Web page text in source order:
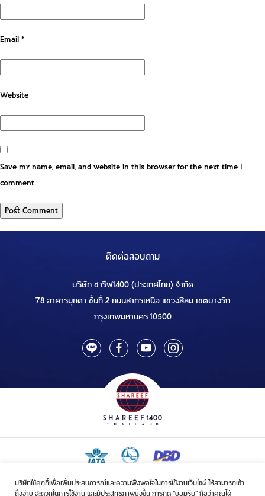
บริษัทใช้คุกกี้เพื่อเพิ่มประสบการณ์และความพึงพอใจในการใช้งานเว็บไซต์ ให้สามารถเข้า
ถึงง่าย สะดวกในการใช้งาน และมีประสิทธิภาพยิ่งขึ้น การกด “ยอมรับ” ถือว่าคุณได้
Email*
Website
Save my name, email, and website in this browser for the next time I
comment.
ติดต่อสอบถาม
บริษัท ชารีฟ1400 (ประเทศไทย) จำกัด
78 อาคารมุกดา ชั้นที่ 2 ถนนสาทรเหนือ แขวงสีลม เขตบางรัก
กรุงเทพมหานคร 10500
ใบอนุญาตเป็นผู้ประกอบกิจการรับจัดบริการขนส่งในกิจการฮัจย์เลขที่ 1/2568